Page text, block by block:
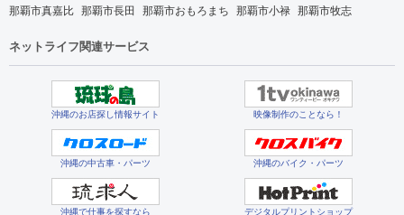
那覇市真嘉比 那覇市長田 那覇市おもろまち 那覇市小禄 那覇市牧志
ネットライフ関連サービス
沖縄のお店探し情報サイト 映像制作のことなら！
沖縄の中古車・パーツ 沖縄のバイク・パーツ
沖縄で仕事を探すなら デジタルプリントショップ